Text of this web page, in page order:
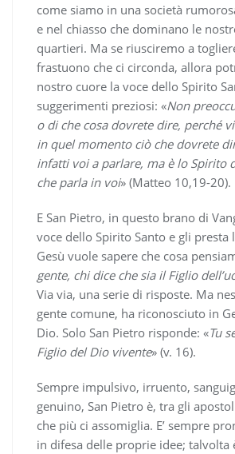
come siamo in una società
e nel chiasso che dominano le
quartieri. Ma se riusciremo a
frastuono che ci circonda, allora
nostro cuore la voce dello Spirito
suggerimenti preziosi: «Non
o di che cosa dovrete dire, perché
in quel momento ciò che dovrete
infatti voi a parlare, ma è lo Spirito
che parla in voi» (Matteo 10,19-20).
E San Pietro, in questo brano di
voce dello Spirito Santo e gli presta
Gesù vuole sapere che cosa
gente, chi dice che sia il Figlio
Via via, una serie di risposte. Ma
gente comune, ha riconosciuto in
Dio. Solo San Pietro risponde: «Tu
Figlio del Dio vivente» (v. 16).
Sempre impulsivo, irruento,
genuino, San Pietro è, tra gli
che più ci assomiglia. E’ sempre
in difesa delle proprie idee; talvolta